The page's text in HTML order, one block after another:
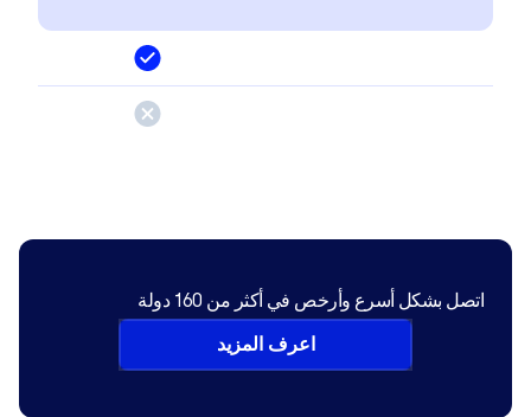
اتصل بشكل أسرع وأرخص في أكثر من 160 دولة
اعرف المزيد